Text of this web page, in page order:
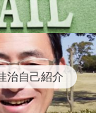
治自己紹介